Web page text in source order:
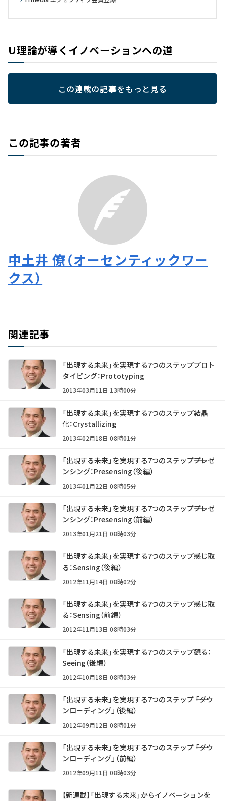
U理論が導くイノベーションへの道
この連載の記事をもっと見る
この記事の著者
中土井 僚（オーセンティックワー
クス）
関連記事
「出現する未来」を実現する7つのステップ――プロト
タイピング：Prototyping
2013年03月11日 13時00分
「出現する未来」を実現する7つのステップ――結晶
化：Crystallizing
2013年02月18日 08時01分
「出現する未来」を実現する7つのステップ――プレゼ
ンシング：Presensing（後編）
2013年01月22日 08時05分
「出現する未来」を実現する7つのステップ――プレゼ
ンシング：Presensing（前編）
2013年01月21日 08時03分
「出現する未来」を実現する7つのステップ――感じ取
る：Sensing（後編）
2012年11月14日 08時02分
「出現する未来」を実現する7つのステップ――感じ取
る：Sensing（前編）
2012年11月13日 08時03分
「出現する未来」を実現する7つのステップ――観る：
Seeing（後編）
2012年10月18日 08時03分
「出現する未来」を実現する7つのステップ ――「ダウ
ンローディング」（後編）
2012年09月12日 08時01分
「出現する未来」を実現する7つのステップ ――「ダウ
ンローディング」（前編）
2012年09月11日 08時03分
【新連載】「出現する未来」からイノベーションを